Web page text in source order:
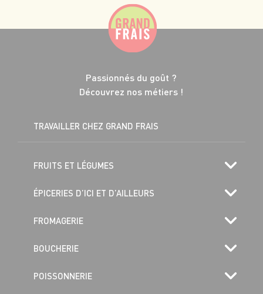
Passionnés du goût ?
Découvrez nos métiers !
TRAVAILLER CHEZ GRAND FRAIS
FRUITS ET LÉGUMES
ÉPICERIES D’ICI ET D’AILLEURS
FROMAGERIE
BOUCHERIE
POISSONNERIE